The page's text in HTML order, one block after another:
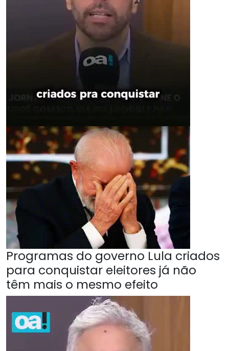
Programas do governo Lula criados
para conquistar eleitores já não
têm mais o mesmo efeito